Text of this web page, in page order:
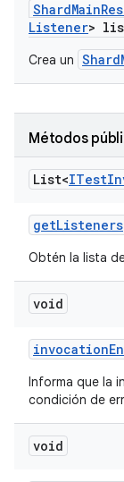
ShardMain
Listener>
Crea un
Métodos
List<ITest
getListeners
Obtén la lista
void
invocation
Informa que la
condición de
void